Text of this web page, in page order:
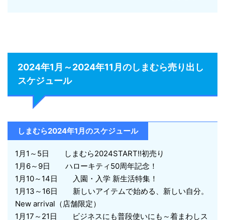
2024年1月～2024年11月のしまむら売り出し
スケジュール
しまむら2024年1月のスケジュール
1月1～5日 しまむら2024START!!初売り
1月6～9日 ハローキティ50周年記念！
1月10～14日 入園・入学 新生活特集！
1月13～16日 新しいアイテムで始める、新しい自分。
New arrival（店舗限定）
1月17～21日 ビジネスにも普段使いにも～着まわしス